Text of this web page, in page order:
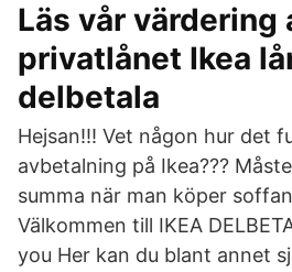
Läs vår värdering
privatlånet Ikea
delbetala
Hejsan!!! Vet någon hur det
avbetalning på Ikea???
summa när man köper
Välkommen till IKEA
you Her kan du blant annet